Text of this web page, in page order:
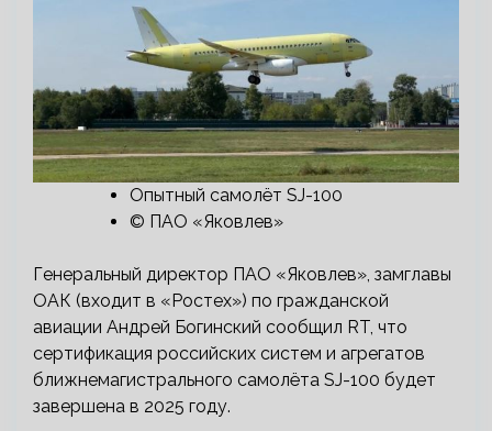
Опытный самолёт SJ-100
© ПАО «Яковлев»
Генеральный директор ПАО «Яковлев», замглавы
ОАК (входит в «Ростех») по гражданской
авиации Андрей Богинский сообщил RT, что
сертификация российских систем и агрегатов
ближнемагистрального самолёта SJ-100 будет
завершена в 2025 году.